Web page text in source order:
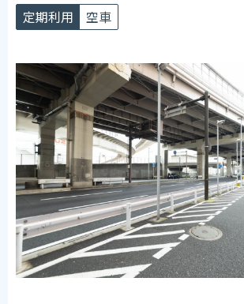
定期利用 空車